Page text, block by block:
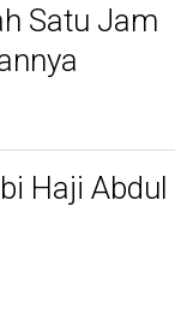
Satu Jam
Haji Abdul